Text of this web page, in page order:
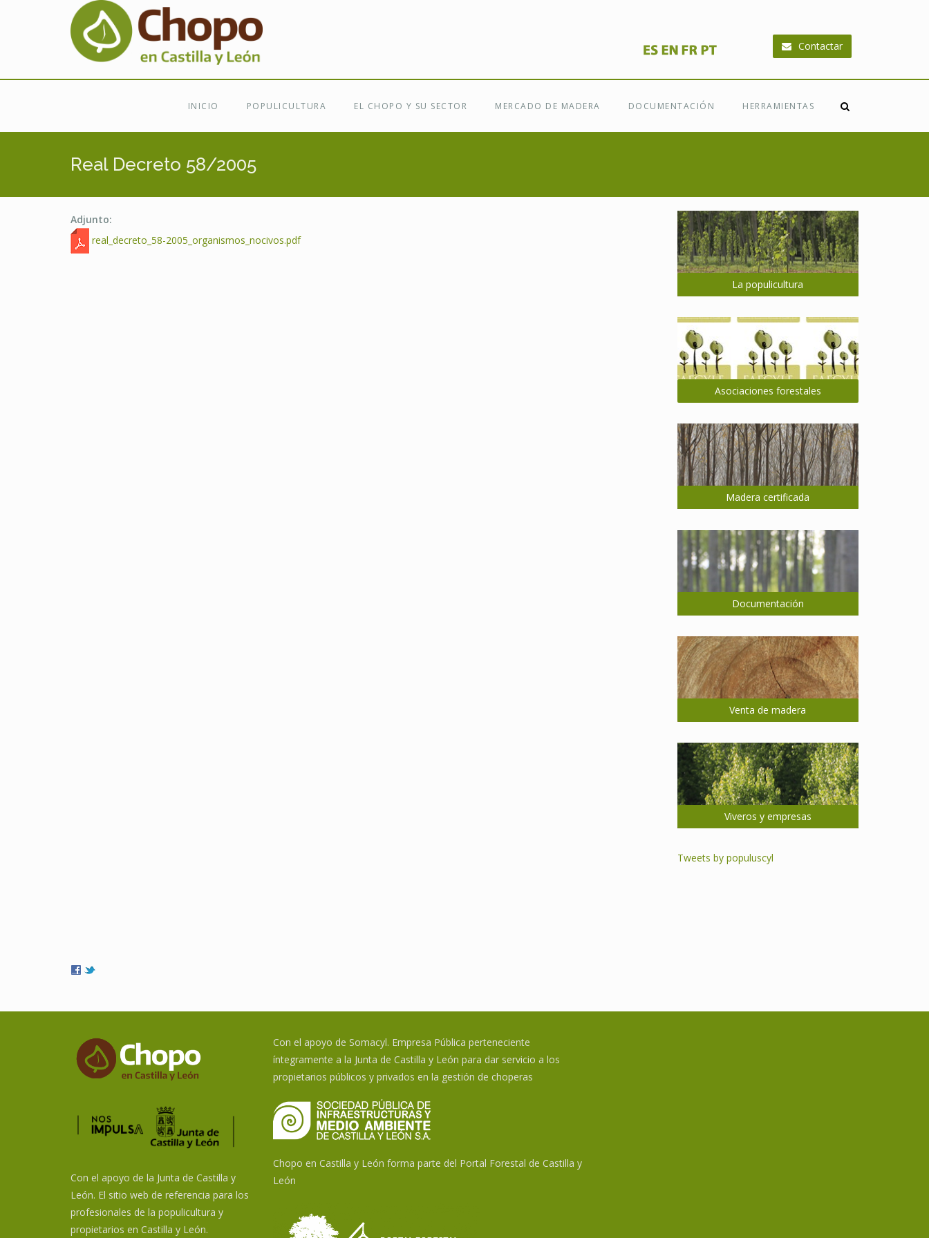
Ir al contenido principal
Contactar
INICIO POPULICULTURA EL CHOPO Y SU SECTOR MERCADO DE MADERA DOCUMENTACIÓN HERRAMIENTAS
Real Decreto 58/2005
Adjunto:
real_decreto_58-2005_organismos_nocivos.pdf
La populicultura
Asociaciones forestales
Madera certificada
Documentación
Venta de madera
Viveros y empresas
Tweets by populuscyl
Con el apoyo de la Junta de Castilla y
León. El sitio web de referencia para los
profesionales de la populicultura y
propietarios en Castilla y León.
Con el apoyo de Somacyl. Empresa Pública perteneciente
íntegramente a la Junta de Castilla y León para dar servicio a los
propietarios públicos y privados en la gestión de choperas
Chopo en Castilla y León forma parte del Portal Forestal de Castilla y
León